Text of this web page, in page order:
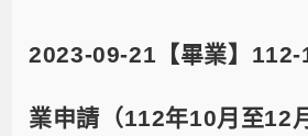
2023-09-21【畢業】112-
業申請（112年10月至12